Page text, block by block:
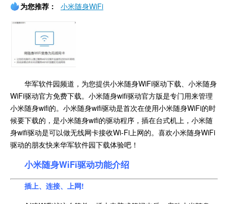
为您推荐： 小米随身WiFi
华军软件园频道，为您提供小米随身WiFi驱动下载、小米随身
WiFi驱动官方免费下载。小米随身wifi驱动官方版是专门用来管理
小米随身wifi的。小米随身wifi驱动是首次在使用小米随身WiFi的时
候要下载的，是小米随身wifi的驱动程序，插在台式机上，小米随
身wifi驱动是可以做无线网卡接收Wi-Fi上网的。喜欢小米随身WiFi
驱动的朋友快来华军软件园下载体验吧！
小米随身WiFi驱动功能介绍
插上、连接、上网!